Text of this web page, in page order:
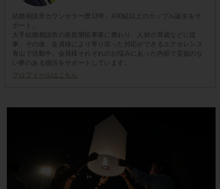
結婚相談所カウンセラー歴13年。400組以上のカップル誕生をサ
ポート。
大手結婚相談所の新規開拓事業に携わり、人材の育成などに従
事。その後、会員様により寄り添った対応ができるエクセレンス
青山で活動中。会員様それぞれのお悩みにあった内容で妥協のな
い夢のある婚活をサポートしています。
プロフィールはこちら